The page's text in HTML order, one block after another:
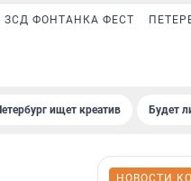
ЗСД ФОНТАНКА ФЕСТ
ищет креатив Будет
НОВОСТИ